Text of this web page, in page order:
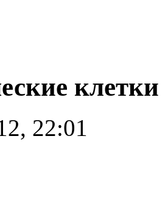
клетки
22:01